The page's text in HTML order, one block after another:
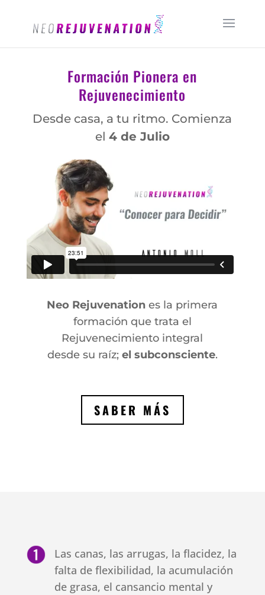
Formación Pionera en
Rejuvenecimiento
Desde casa, a tu ritmo. Comienza
el 4 de Julio
Neo Rejuvenation es la primera
formación que trata el
Rejuvenecimiento integral
desde su raíz; el subconsciente.
SABER MÁS
Las canas, las arrugas, la flacidez, la
falta de flexibilidad, la acumulación
de grasa, el cansancio mental y